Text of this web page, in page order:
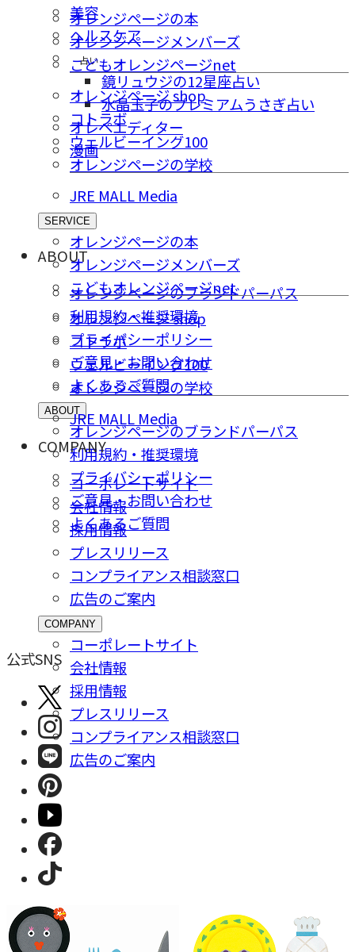
美容
ヘルスケア
占い
鏡リュウジの12星座占い
水晶玉子のプレミアムうさぎ占い
オレペエディター
漫画
オレンジページの本
オレンジページメンバーズ
こどもオレンジページnet
オレンジページ shop
コトラボ
ウェルビーイング100
オレンジページの学校
JRE MALL Media
SERVICE
オレンジページの本
オレンジページメンバーズ
こどもオレンジページnet
オレンジページ shop
コトラボ
ウェルビーイング100
オレンジページの学校
JRE MALL Media
ABOUT
オレンジページのブランドパーパス
利用規約・推奨環境
プライバシーポリシー
ご意⾒・お問い合わせ
よくあるご質問
ABOUT
オレンジページのブランドパーパス
利用規約・推奨環境
プライバシーポリシー
ご意⾒・お問い合わせ
よくあるご質問
COMPANY
コーポレートサイト
会社情報
採⽤情報
プレスリリース
コンプライアンス相談窓⼝
広告のご案内
COMPANY
コーポレートサイト
会社情報
採⽤情報
プレスリリース
コンプライアンス相談窓⼝
広告のご案内
公式SNS